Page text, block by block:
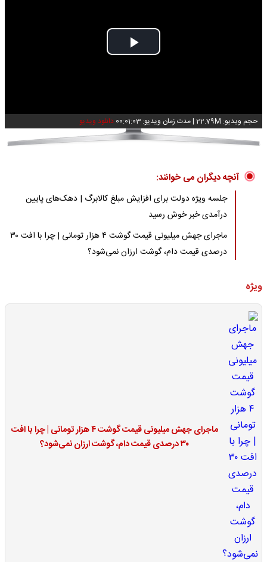
Play
حجم ویدیو: 22.79M |مدت زمان ویدیو: 00:01:03 دانلود ویدیو
آنچه دیگران می خوانند:
جلسه ویژه دولت برای افزایش مبلغ کالابرگ | دهک‌های پایین
درآمدی خبر خوش رسید
ماجرای جهش میلیونی قیمت گوشت ۴ هزار تومانی | چرا با افت ۳۰
درصدی قیمت دام، گوشت ارزان نمی‌شود؟
ویژه
ماجرای جهش میلیونی قیمت گوشت ۴ هزار تومانی | چرا با افت
۳۰ درصدی قیمت دام، گوشت ارزان نمی‌شود؟